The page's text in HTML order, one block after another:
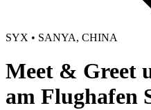
SYX • SANYA, CHINA
Meet & Greet
am Flughafen